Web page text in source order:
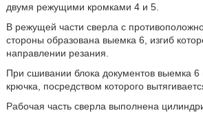
двумя режущими кромками 4 и 5.
В режущей части сверла с
стороны образована выемка 6, изгиб
направлении резания.
При сшивании блока документов выемка 6
крючка, посредством которого
Рабочая часть сверла выполнена